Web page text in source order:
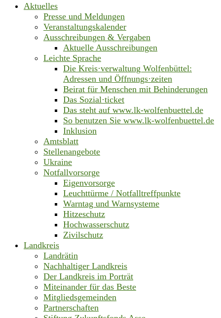
Aktuelles
Presse und Meldungen
Veranstaltungskalender
Ausschreibungen & Vergaben
Aktuelle Ausschreibungen
Leichte Sprache
Die Kreis·verwaltung Wolfenbüttel:
Adressen und Öffnungs·zeiten
Beirat für Menschen mit Behinderungen
Das Sozial·ticket
Das steht auf www.lk-wolfenbuettel.de
So benutzen Sie www.lk-wolfenbuettel.de
Inklusion
Amtsblatt
Stellenangebote
Ukraine
Notfallvorsorge
Eigenvorsorge
Leuchttürme / Notfalltreffpunkte
Warntag und Warnsysteme
Hitzeschutz
Hochwasserschutz
Zivilschutz
Landkreis
Landrätin
Nachhaltiger Landkreis
Der Landkreis im Porträt
Miteinander für das Beste
Mitgliedsgemeinden
Partnerschaften